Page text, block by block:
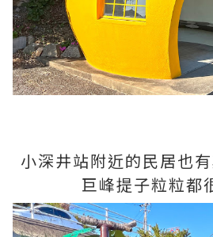
小深井站附近的民居也
巨峰提子粒粒都